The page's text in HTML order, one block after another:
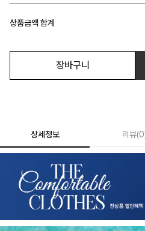
상품금액 합계
장바구니
상세정보 리뷰(0